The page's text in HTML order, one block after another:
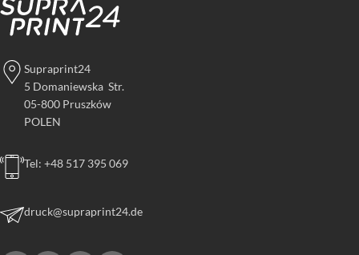
Supraprint24
5 Domaniewska Str.
05-800 Pruszków
POLEN
Tel: +48 517 395 069
druck@supraprint24.de